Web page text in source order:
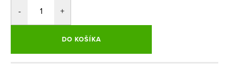
DO KOŠÍKA